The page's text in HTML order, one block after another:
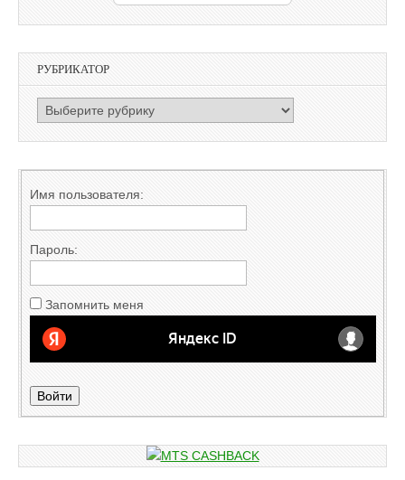
РУБРИКАТОР
РУБРИКАТОР
Имя пользователя:
Пароль:
Запомнить меня
Войти